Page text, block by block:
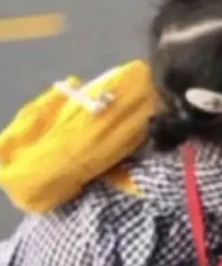
V3 格式。
心开幕。本届大会
量创新联盟主办，以
生时代的质量新范
走向规模化产业落地
2026智能研发生产力
云测的Testin XAge
域代表产品。对CI
：AI测试正在从效率
设施。 CIO面对的新
虑清单上多了两项：
应用安全地从PoC走
队跟得上AI应用...
篇关于 ADT
不去了。Alex Fedos
"。 他说的东西不新
，尤其是和类型
了一件事：这不是类
编码的思维方式。 文
一个网站的深色主题
字段来表示——bool
的默认模式、浅
大量无意义的组
、全 null 了。要知道
AI 平台 Clou
项目 Cloudflare O
你会觉得这是又一
"——每个大厂都在
Varda 在 Twitte
我们发布了 Cloudfla
机器人，跟其他所
自托管的分
队推出了最新开源项
器上运行 Cloudflare